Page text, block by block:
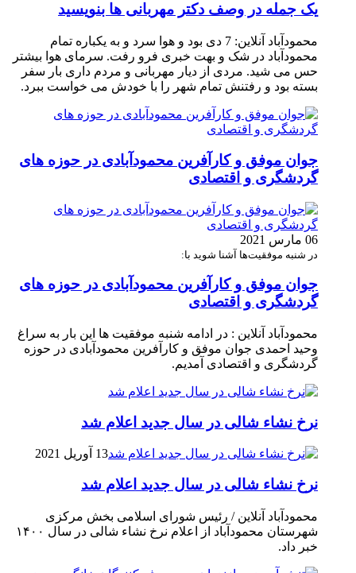
یک جمله در وصف دکتر مهربانی ها بنویسید
محمودآباد آنلاین: 7 دی بود و هوا سرد و به یکباره تمام
محمودآباد در شک و بهت خبری فرو رفت. سرمای هوا بیشتر
حس می شید. مردی از دیار مهربانی و مردم داری بار سفر
بسته بود و رفتنش تمام شهر را با خودش می خواست ببرد.
جوان موفق و کارآفرین محمودآبادی در حوزه های
گردشگری و اقتصادی
06 مارس 2021
در شنبه موفقیت‌ها آشنا شوید با:
جوان موفق و کارآفرین محمودآبادی در حوزه های
گردشگری و اقتصادی
محمودآباد آنلاین : در ادامه شنبه موفقیت ها این بار به سراغ
وحید احمدی جوان موفق و کارآفرین محمودآبادی در حوزه
گردشگری و اقتصادی آمدیم.
نرخ نشاء شالی در سال جدید اعلام شد
13 آوریل 2021
نرخ نشاء شالی در سال جدید اعلام شد
محمودآباد آنلاین / رئیس شورای اسلامی بخش مرکزی
شهرستان محمودآباد از اعلام نرخ نشاء شالی در سال ۱۴۰۰
خبر داد.